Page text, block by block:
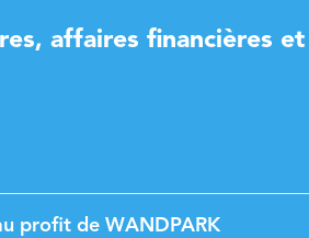
affaires financières et
profit de WANDPARK